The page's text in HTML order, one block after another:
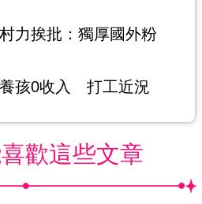
力挨批：獨厚國外粉
孩0收入 打工近況
歡這些文章